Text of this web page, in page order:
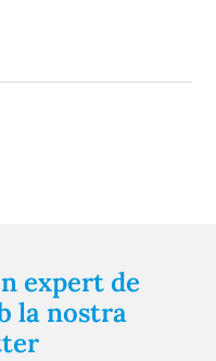
expert de
la nostra